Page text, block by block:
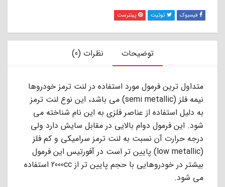
فیسبوک توئیت پینترست
توضیحات نظرات (0)
ﻣﺘﺪاول ﺗﺮﯾﻦ ﻓﺮﻣﻮل ﻣﻮرد اﺳﺘﻔﺎده در ﻟﻨﺖ ﺗﺮﻣﺰ ﺧﻮدروﻫﺎ
ﻧﯿﻤﻪ ﻓﻠﺰ (semi metallic) ﻣﻰ ﺑﺎﺷﺪ، اﯾﻦ ﻧﻮع ﻟﻨﺖ ﺗﺮﻣﺰ
ﺑﻪ دﻟﯿﻞ اﺳﺘﻔﺎده از ﻋﻨﺎﺻﺮ ﻓﻠﺰى ﺑﻪ اﯾﻦ ﻧﺎم ﺷﻨﺎﺧﺘﻪ ﻣﻰ
ﺷﻮد. اﯾﻦ ﻓﺮﻣﻮل دوام ﺑﺎﻻﯾﻰ در ﻣﻘﺎﺑﻞ ﺳﺎﯾﺶ دارد وﻟﻰ
درﺟﻪ ﺣﺮارت آن ﻧﺴﺒﺖ ﺑﻪ ﻟﻨﺖ ﺗﺮﻣﺰ ﺳﺮاﻣﯿﮑﻰ و ﮐﻢ ﻓﻠﺰ
(low metallic) ﭘﺎﯾﯿﻦ ﺗﺮ اﺳﺖ در آﻓﻮرﺗﯿﺲ اﯾﻦ ﻓﺮﻣﻮل
ﺑﯿﺸﺘﺮ در ﺧﻮدروﻫﺎﯾﻰ ﺑﺎ ﺣﺠﻢ ﭘﺎﯾﯿﻦ ﺗﺮ از 2000cc اﺳﺘﻔﺎده
ﻣﻰ ﺷﻮد.